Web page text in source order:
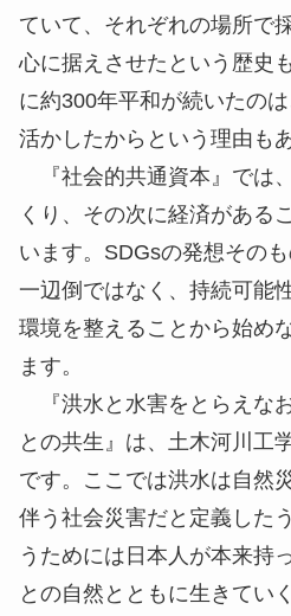
ていて、それぞれの場所で
心に据えさせたという歴史
に約300年平和が続いたの
活かしたからという理由も
『社会的共通資本』では
くり、その次に経済がある
います。SDGsの発想その
一辺倒ではなく、持続可能
環境を整えることから始め
ます。
『洪水と水害をとらえな
との共生』は、土木河川工
です。ここでは洪水は自然
伴う社会災害だと定義した
うためには日本人が本来持
との自然とともに生きてい